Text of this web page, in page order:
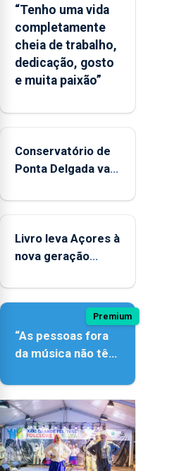
“Tenho uma vida
completamente
cheia de trabalho,
dedicação, gosto
e muita paixão”
Conservatório de
Ponta Delgada vai
instrumentos
Livro leva Açores à
nova geração
Premium
“As pessoas fora
da música não têm
difícil é produzir
uma música”